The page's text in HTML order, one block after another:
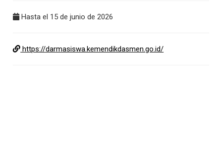
Hasta el 15 de junio de 2026
https://darmasiswa.kemendikdasmen.go.id/